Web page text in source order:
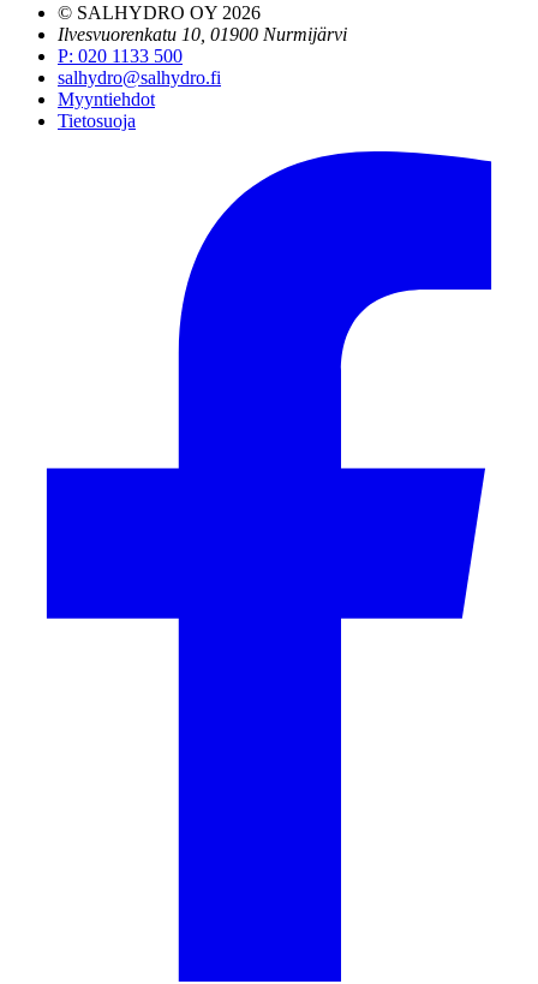
© SALHYDRO OY 2026
Ilvesvuorenkatu 10, 01900 Nurmijärvi
P: 020 1133 500
salhydro@salhydro.fi
Myyntiehdot
Tietosuoja